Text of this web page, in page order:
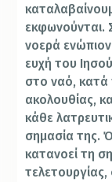
εκφωνούνται.
νοερά
ευχή του
στο ναό, κατά
ακολουθίας,
κάθε
σημασία της.
κατανοεί τη